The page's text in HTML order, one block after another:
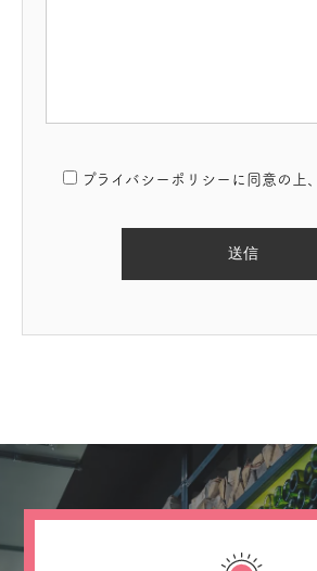
プライバシーポリシーに同意の上